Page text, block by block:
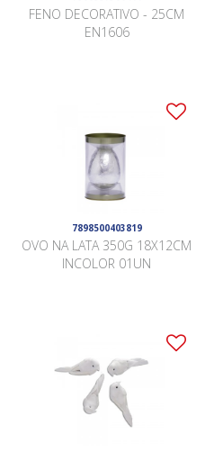
FENO DECORATIVO - 25CM
EN1606
7898500403819
OVO NA LATA 350G 18X12CM
INCOLOR 01UN